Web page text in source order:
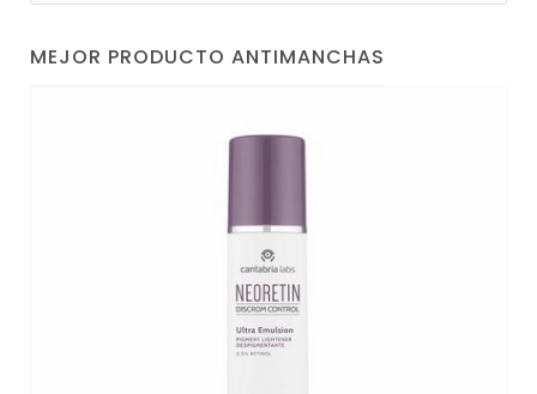
MEJOR PRODUCTO ANTIMANCHAS